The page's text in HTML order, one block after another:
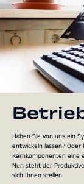
Haben Sie von uns ein
entwickeln lassen?
Kernkomponenten eine
Nun steht der
sich Ihnen stellen